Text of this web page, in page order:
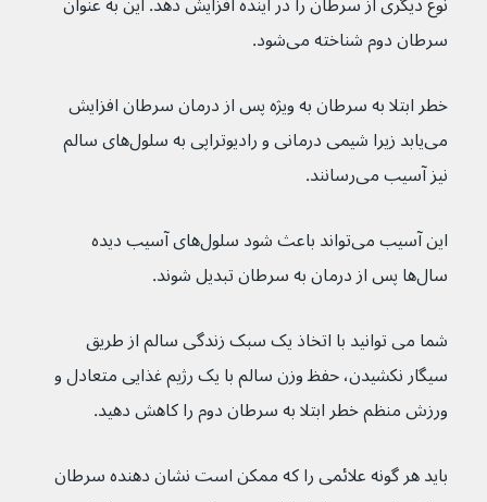
سرطان دوم شناخته می‌شود.
خطر ابتلا به سرطان به ویژه پس از درمان سرطان افزایش
می‌یابد زیرا شیمی درمانی و رادیوتراپی به سلول‌های سالم
نیز آسیب می‌رسانند.
این آسیب می‌تواند باعث شود سلول‌های آسیب دیده
سال‌ها پس از درمان به سرطان تبدیل شوند.
شما می توانید با اتخاذ یک سبک زندگی سالم از طریق
سیگار نکشیدن، حفظ وزن سالم با یک رژیم غذایی متعادل و
ورزش منظم خطر ابتلا به سرطان دوم را کاهش دهید.
باید هر گونه علائمی را که ممکن است نشان دهنده سرطان